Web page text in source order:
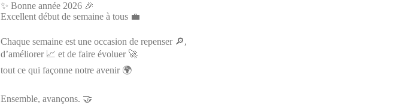
✨ Bonne année 2026 🎉
Excellent début de semaine à tous 💼
Chaque semaine est une occasion de repenser 🔎,
d’améliorer 📈 et de faire évoluer 🚀
tout ce qui façonne notre avenir 🌍
Ensemble, avançons. 🤝